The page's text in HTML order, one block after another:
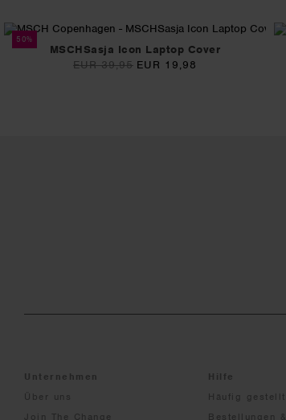
50%
MSCHSasja Icon Laptop Cover
EUR 39,95 EUR 19,98
Unternehmen
Über uns
Join The Change
Hilfe
Häufig
Bestellungen